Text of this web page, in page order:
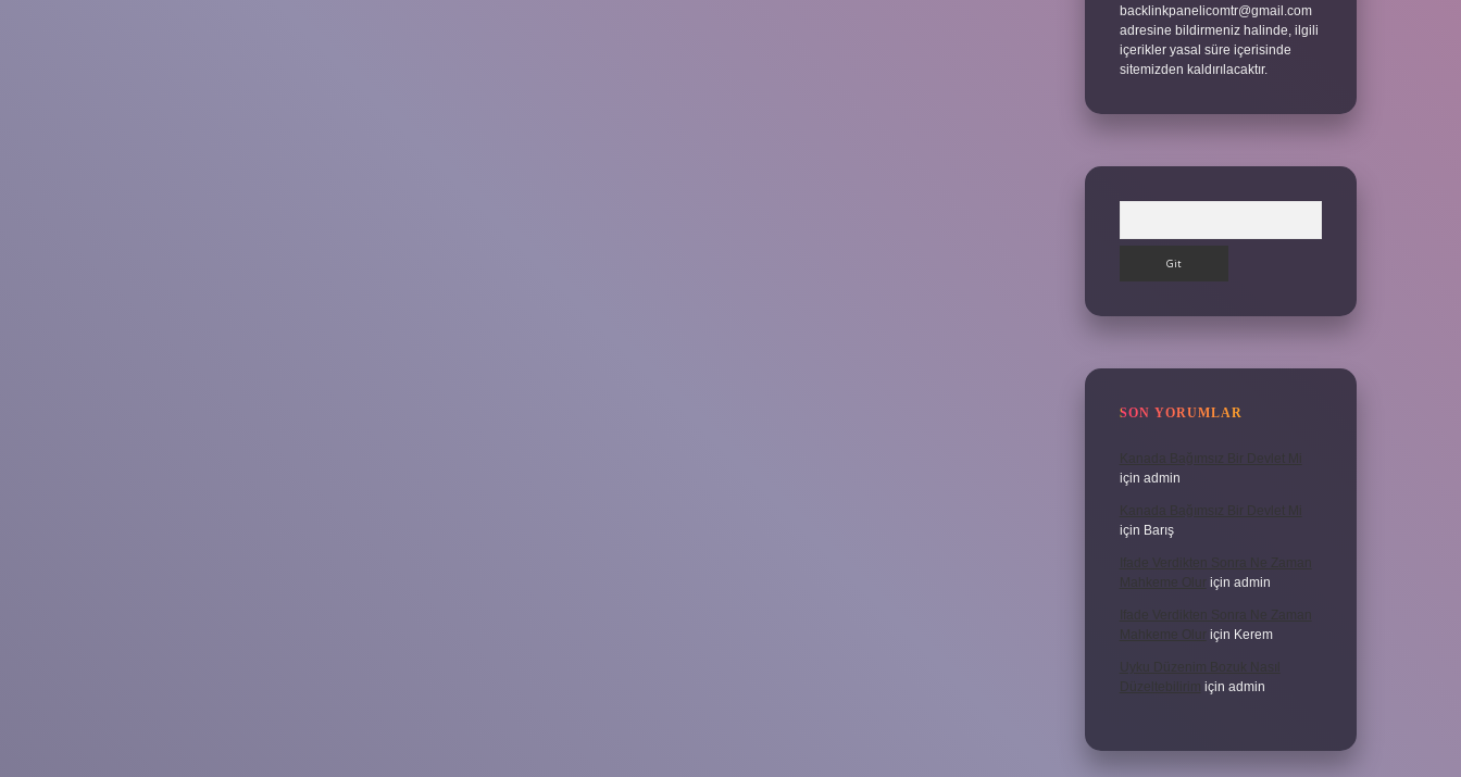
backlinkpanelicomtr@gmail.com
adresine bildirmeniz halinde, ilgili
içerikler yasal süre içerisinde
sitemizden kaldırılacaktır.
SON YORUMLAR
Kanada Bağımsız Bir Devlet Mi
için admin
Kanada Bağımsız Bir Devlet Mi
için Barış
Ifade Verdikten Sonra Ne Zaman
Mahkeme Olur için admin
Ifade Verdikten Sonra Ne Zaman
Mahkeme Olur için Kerem
Uyku Düzenim Bozuk Nasıl
Düzeltebilirim
için admin